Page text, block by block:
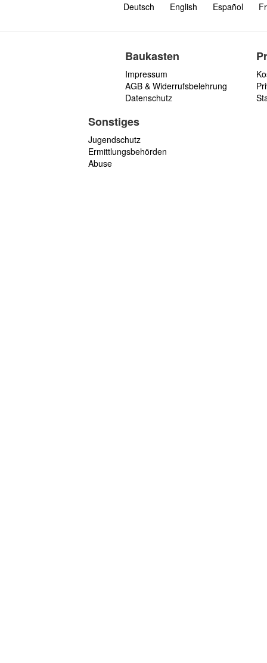
Deutsch English Español
Baukasten
Impressum
AGB & Widerrufsbelehrung
Datenschutz
Sonstiges
Jugendschutz
Ermittlungsbehörden
Abuse